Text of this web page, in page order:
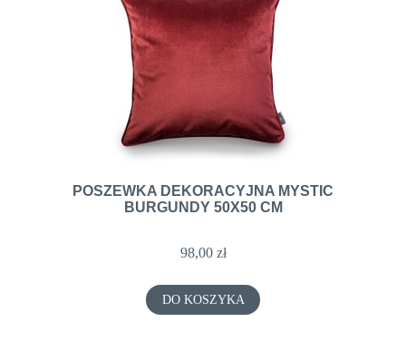
POSZEWKA DEKORACYJNA MYSTIC
BURGUNDY 50X50 CM
98,00 zł
DO KOSZYKA